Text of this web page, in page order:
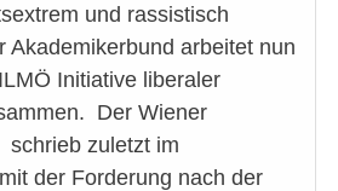
und rassistisch
Akademikerbund arbeitet nun
Initiative liberaler
Der Wiener
zuletzt im
der Forderung nach der